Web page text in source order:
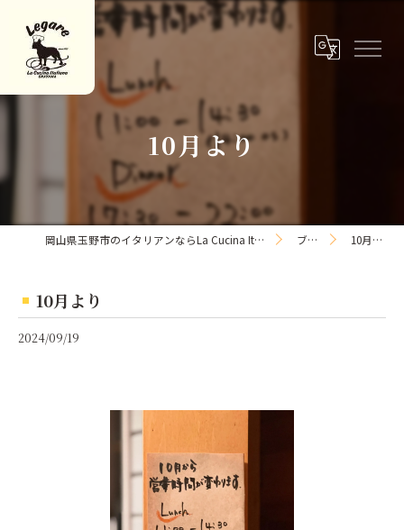
10月より
岡山県玉野市のイタリアンならLa Cucina Italiana Legare ブログ 10月より
10月より
2024/09/19